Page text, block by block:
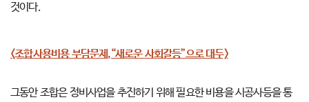
것이다.
<조합사용비용 부담문제,“새로운 사회갈등”으로 대두>
그동안 조합은 정비사업을 추진하기 위해 필요한 비용을 시공사등을 통